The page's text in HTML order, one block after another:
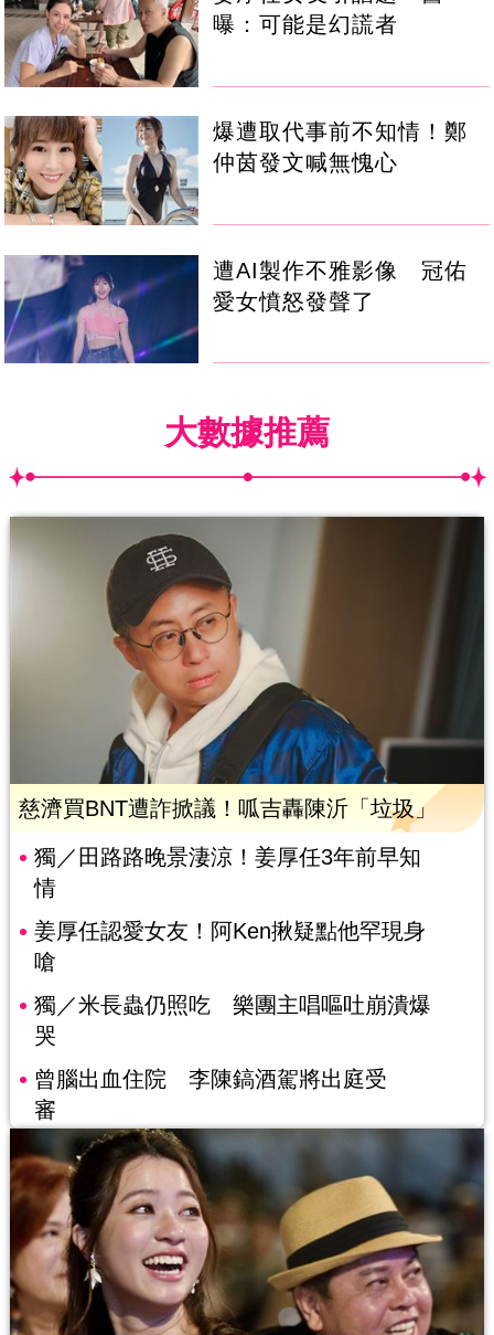
曝：可能是幻謊者
爆遭取代事前不知情！鄭
仲茵發文喊無愧心
遭AI製作不雅影像 冠佑
愛女憤怒發聲了
大數據推薦
慈濟買BNT遭詐掀議！呱吉轟陳沂「垃圾」
獨／田路路晚景淒涼！姜厚任3年前早知
情
姜厚任認愛女友！阿Ken揪疑點他罕現身
嗆
獨／米長蟲仍照吃 樂團主唱嘔吐崩潰爆
哭
曾腦出血住院 李陳鎬酒駕將出庭受
審